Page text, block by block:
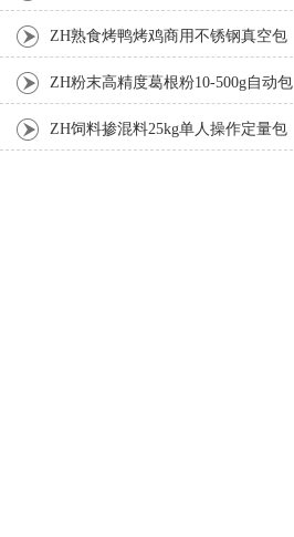
ZH熟食烤鸭烤鸡商用不锈钢真空包
装机 ZH粉末高精度葛根粉10-500g自动包
装机 ZH饲料掺混料25kg单人操作定量包